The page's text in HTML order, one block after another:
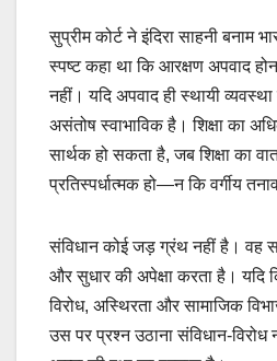
सुप्रीम कोर्ट ने इंदिरा साहनी बनाम
स्पष्ट कहा था कि आरक्षण अपवाद
नहीं। यदि अपवाद ही स्थायी
असंतोष स्वाभाविक है। शिक्षा का
सार्थक हो सकता है, जब शिक्षा का
प्रतिस्पर्धात्मक हो—न कि वर्गीय
संविधान कोई जड़ ग्रंथ नहीं है।
और सुधार की अपेक्षा करता है। यदि
विरोध, अस्थिरता और सामाजिक
उस पर प्रश्न उठाना संविधान-विरोध